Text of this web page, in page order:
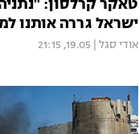
טאקר קרלסון:
ישראל גררה אותנו
אודי סגל 19.05, 21:15